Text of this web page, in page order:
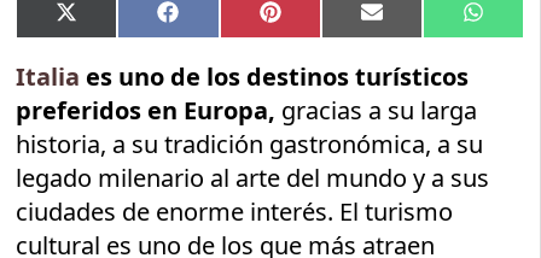
Compartir
en
X
(Twitter)
Compartir
en
Facebook Compartir
en
Pinterest Compartir
en
Email
en
Italia es uno de los destinos turísticos
preferidos en Europa, gracias a su larga
historia, a su tradición gastronómica, a su
legado milenario al arte del mundo y a sus
ciudades de enorme interés. El turismo
cultural es uno de los que más atraen